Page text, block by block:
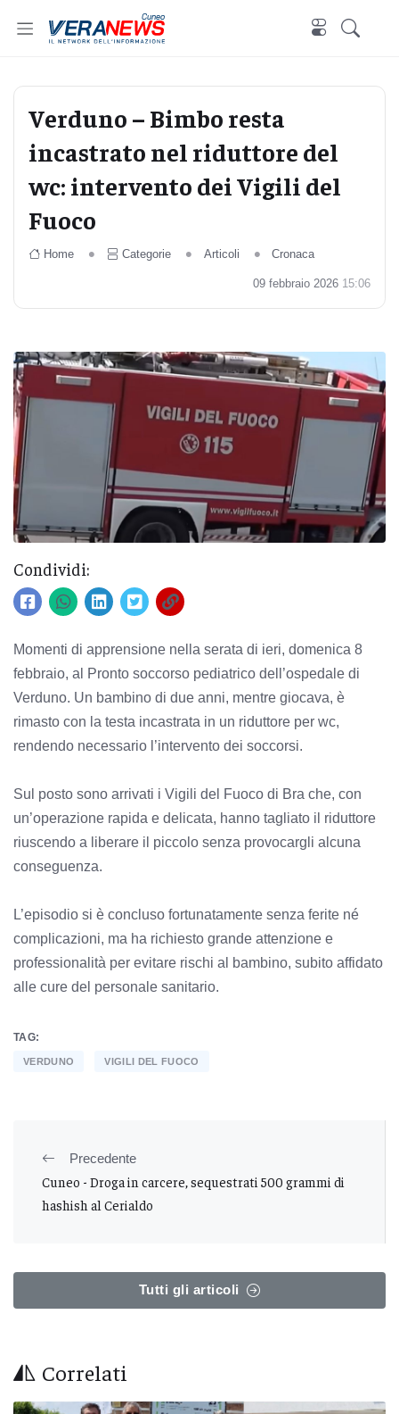
Cuneo
Verduno – Bimbo resta
incastrato nel riduttore del
wc: intervento dei Vigili del
Fuoco
Home Categorie Articoli Cronaca
09 febbraio 2026 15:06
Condividi:
Momenti di apprensione nella serata di ieri, domenica 8
febbraio, al Pronto soccorso pediatrico dell’ospedale di
Verduno. Un bambino di due anni, mentre giocava, è
rimasto con la testa incastrata in un riduttore per wc,
rendendo necessario l’intervento dei soccorsi.
Sul posto sono arrivati i Vigili del Fuoco di Bra che, con
un’operazione rapida e delicata, hanno tagliato il riduttore
riuscendo a liberare il piccolo senza provocargli alcuna
conseguenza.
L’episodio si è concluso fortunatamente senza ferite né
complicazioni, ma ha richiesto grande attenzione e
professionalità per evitare rischi al bambino, subito affidato
alle cure del personale sanitario.
TAG:
VERDUNO VIGILI DEL FUOCO
Precedente
Cuneo - Droga in carcere, sequestrati 500 grammi di
hashish al Cerialdo
Tutti gli articoli
Correlati